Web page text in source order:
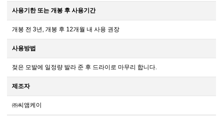
사용기한 또는 개봉 후 사용기간
개봉 전 3년, 개봉 후 12개월 내 사용 권장
사용방법
젖은 모발에 일정량 발라 준 후 드라이로 마무리 합니다.
제조자
㈜씨앰케이